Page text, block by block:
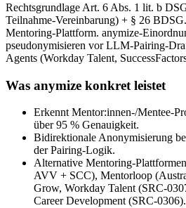
Rechtsgrundlage Art. 6 Abs. 1 lit. b
Teilnahme-Vereinbarung) + § 26
Mentoring-Plattform. anymize-
pseudonymisieren vor LLM-Pairing-
Agents (Workday Talent,
Was anymize konkret leistet
Erkennt Mentor:innen-/Mentee-
über 95 % Genauigkeit.
Bidirektionale Anonymisierung
der Pairing-Logik.
Alternative Mentoring-
AVV + SCC), Mentorloop
Grow, Workday Talent (SRC-
Career Development (SRC-0306).